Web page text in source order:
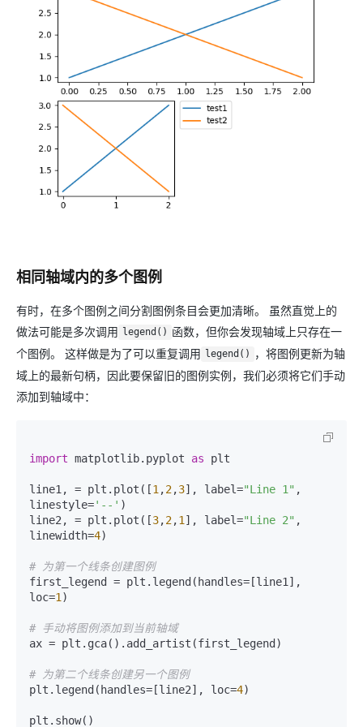
相同轴域内的多个图例
有时，在多个图例之间分割图例条目会更加清晰。 虽然直觉上的
做法可能是多次调用 legend() 函数，但你会发现轴域上只存在一
个图例。 这样做是为了可以重复调用 legend()
，将图例更新为轴
域上的最新句柄，因此要保留旧的图例实例，我们必须将它们手动
添加到轴域中：
import matplotlib.pyplot as plt
line1, = plt.plot([1 ,2,3], label="Line 1" ,
linestyle='--' )
line2, = plt.plot([3,2,1 ], label="Line 2" ,
linewidth=4)
# 为第一个线条创建图例
first_legend = plt.legend(handles=[line1],
loc=1 )
# 手动将图例添加到当前轴域
ax = plt.gca().add_artist(first_legend)
# 为第二个线条创建另一个图例
plt.legend(handles=[line2], loc=4)
plt.show()